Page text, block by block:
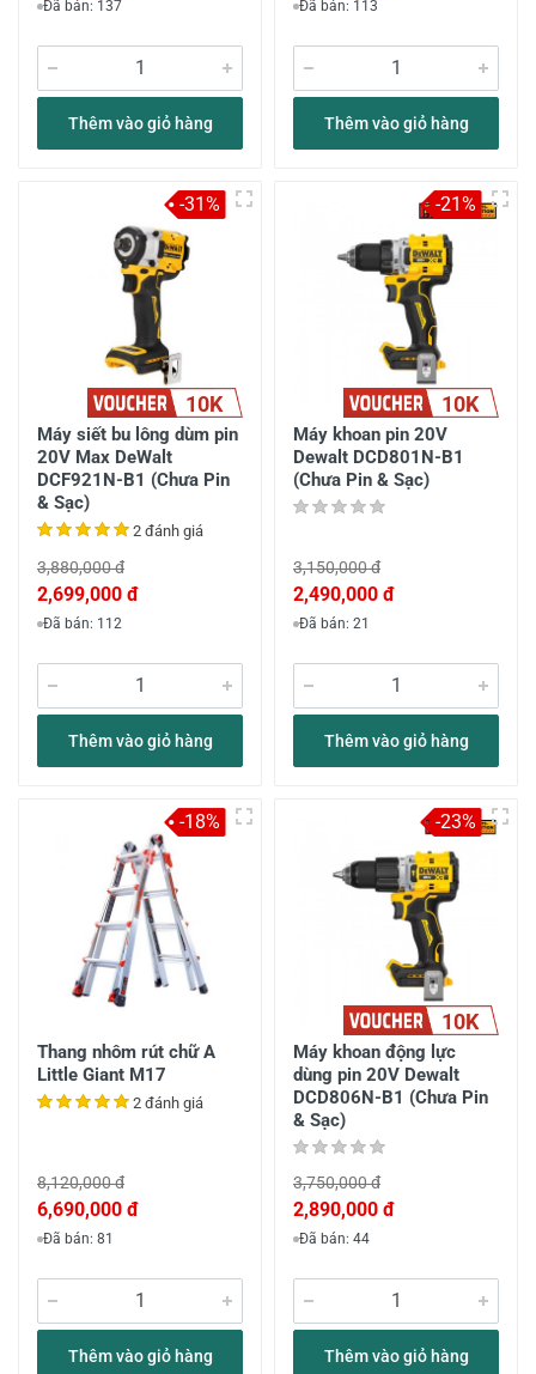
Đã bán: 137
Thêm vào giỏ hàng
Đã bán: 113
Thêm vào giỏ hàng
10K
Máy siết bu lông dùm pin
20V Max DeWalt
DCF921N-B1 (Chưa Pin
& Sạc)
2 đánh giá
3,880,000 đ
2,699,000 đ
Đã bán: 112
Thêm vào giỏ hàng
-31%
10K
Máy khoan pin 20V
Dewalt DCD801N-B1
(Chưa Pin & Sạc)
3,150,000 đ
2,490,000 đ
Đã bán: 21
Thêm vào giỏ hàng
-21%
Thang nhôm rút chữ A
Little Giant M17
2 đánh giá
8,120,000 đ
6,690,000 đ
Đã bán: 81
Thêm vào giỏ hàng
-18%
10K
Máy khoan động lực
dùng pin 20V Dewalt
DCD806N-B1 (Chưa Pin
& Sạc)
3,750,000 đ
2,890,000 đ
Đã bán: 44
Thêm vào giỏ hàng
-23%